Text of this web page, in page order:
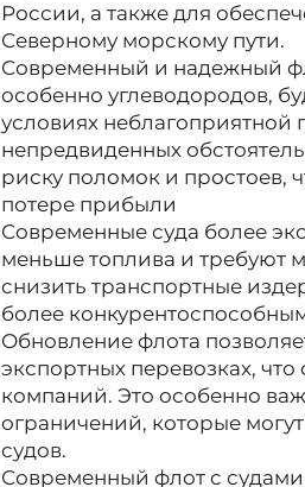
России, а также для
Северному морскому пути.
Современный и надежный
особенно углеводородов,
условиях неблагоприятной
непредвиденных
риску поломок и простоев,
потере прибыли
Современные суда более
меньше топлива и требуют
снизить транспортные
более
Обновление флота
экспортных перевозках,
компаний. Это особенно
ограничений, которые
судов.
Современный флот с судами